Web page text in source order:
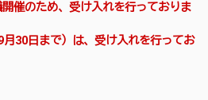
催のため、受け入れを行っておりま
30日まで）は、受け入れを行ってお